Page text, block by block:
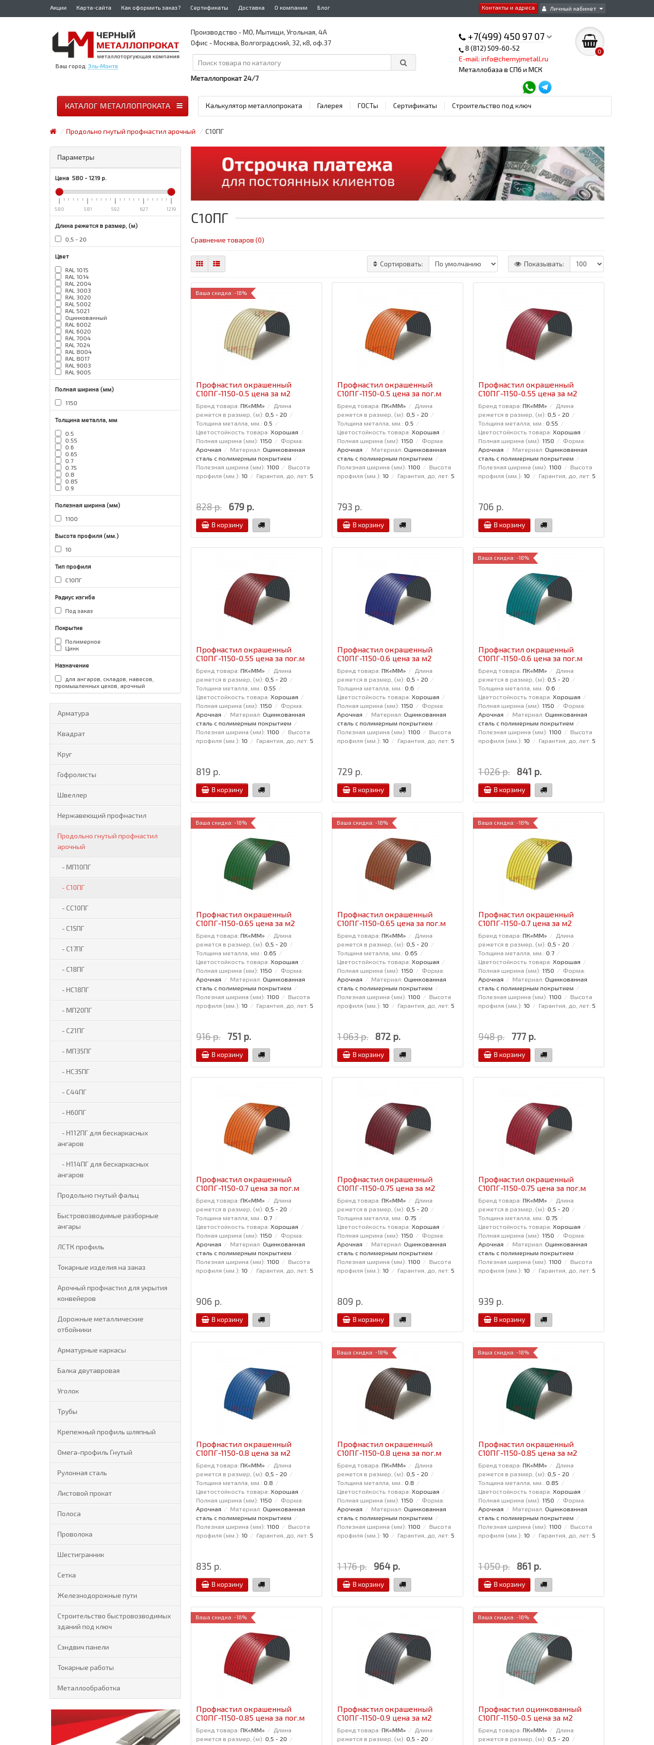
Контакты и адреса Личный кабинет
Акции Карта-сайта Как оформить заказ? Сертификаты Доставка О компании Блог
Ваш город: Эль-Монте
+7(499) 450 97 07
8 (812) 509-60-52
E-mail: info@chernyjmetall.ru
Металлобаза в СПб и МСК
0
Производство - МО, Мытищи, Угольная, 4А
Офис - Москва, Волгоградский, 32, к8, оф.37
Металлопрокат 24/7
Калькулятор металлопроката Галерея ГОСТы Сертификаты Строительство под ключ
КАТАЛОГ МЕТАЛЛОПРОКАТА
Продольно гнутый профнастил арочный С10ПГ
Параметры
Цена 580 - 1219 р.
580 581 592 627 1219
Длина режется в размер, (м)
0,5 - 20
Цвет
RAL 1015
RAL 1014
RAL 2004
RAL 3003
RAL 3020
RAL 5002
RAL 5021
Оцинкованный
RAL 6002
RAL 6020
RAL 7004
RAL 7024
RAL 8004
RAL 8017
RAL 9003
RAL 9005
Полная ширина (мм)
1150
Толщина металла, мм
0.5
0.55
0.6
0.65
0.7
0.75
0.8
0.85
0.9
Полезная ширина (мм)
1100
Высота профиля (мм.)
10
Тип профиля
С10ПГ
Радиус изгиба
Под заказ
Покрытие
Полимерное
Цинк
Назначение
для ангаров, складов, навесов,
промышленных цехов, арочный
Арматура
Квадрат
Круг
Гофролисты
Швеллер
Нержавеющий профнастил
Продольно гнутый профнастил
арочный
- МП10ПГ
- С10ПГ
- СС10ПГ
- С15ПГ
- С17ПГ
- С18ПГ
- НС18ПГ
- МП20ПГ
- С21ПГ
- МП35ПГ
- НС35ПГ
- С44ПГ
- Н60ПГ
- Н112ПГ для бескаркасных
ангаров
- Н114ПГ для бескаркасных
ангаров
Продольно гнутый фальц
Быстровозводимые разборные
ангары
ЛСТК профиль
Токарные изделия на заказ
Арочный профнастил для укрытия
конвейеров
Дорожные металлические
отбойники
Арматурные каркасы
Балка двутавровая
Уголок
Трубы
Крепежный профиль шляпный
Омега-профиль Гнутый
Рулонная сталь
Листовой прокат
Полоса
Проволока
Шестигранник
Сетка
Железнодорожные пути
Строительство быстровозводимых
зданий под ключ
Сэндвич панели
Токарные работы
Металлообработка
С10ПГ
Сравнение товаров (0)
Сортировать: Показывать:
Ваша скидка: -18%
Профнастил окрашенный
С10ПГ-1150-0.5 цена за м2
Бренд товара: ПК«ММ»
Длина
режется в размер, (м): 0,5 - 20
Толщина металла, мм.: 0.5
Цветостойкость товара: Хорошая
Полная ширина (мм): 1150
Форма:
Арочная
Материал: Оцинкованная
сталь с полимерным покрытием
Полезная ширина (мм): 1100
Высота
профиля (мм.): 10 Гарантия, до, лет: 5
828 р. 679 р.
В корзину
Профнастил окрашенный
С10ПГ-1150-0.5 цена за пог.м
Бренд товара: ПК«ММ»
Длина
режется в размер, (м): 0,5 - 20
Толщина металла, мм.: 0.5
Цветостойкость товара: Хорошая
Полная ширина (мм): 1150
Форма:
Арочная
Материал: Оцинкованная
сталь с полимерным покрытием
Полезная ширина (мм): 1100
Высота
профиля (мм.): 10 Гарантия, до, лет: 5
793 р.
В корзину
Профнастил окрашенный
С10ПГ-1150-0.55 цена за м2
Бренд товара: ПК«ММ»
Длина
режется в размер, (м): 0,5 - 20
Толщина металла, мм.: 0.55
Цветостойкость товара: Хорошая
Полная ширина (мм): 1150
Форма:
Арочная
Материал: Оцинкованная
сталь с полимерным покрытием
Полезная ширина (мм): 1100
Высота
профиля (мм.): 10 Гарантия, до, лет: 5
706 р.
В корзину
Профнастил окрашенный
С10ПГ-1150-0.55 цена за пог.м
Бренд товара: ПК«ММ»
Длина
режется в размер, (м): 0,5 - 20
Толщина металла, мм.: 0.55
Цветостойкость товара: Хорошая
Полная ширина (мм): 1150
Форма:
Арочная
Материал: Оцинкованная
сталь с полимерным покрытием
Полезная ширина (мм): 1100
Высота
профиля (мм.): 10 Гарантия, до, лет: 5
819 р.
В корзину
Профнастил окрашенный
С10ПГ-1150-0.6 цена за м2
Бренд товара: ПК«ММ»
Длина
режется в размер, (м): 0,5 - 20
Толщина металла, мм.: 0.6
Цветостойкость товара: Хорошая
Полная ширина (мм): 1150
Форма:
Арочная
Материал: Оцинкованная
сталь с полимерным покрытием
Полезная ширина (мм): 1100
Высота
профиля (мм.): 10 Гарантия, до, лет: 5
729 р.
В корзину
Ваша скидка: -18%
Профнастил окрашенный
С10ПГ-1150-0.6 цена за пог.м
Бренд товара: ПК«ММ»
Длина
режется в размер, (м): 0,5 - 20
Толщина металла, мм.: 0.6
Цветостойкость товара: Хорошая
Полная ширина (мм): 1150
Форма:
Арочная
Материал: Оцинкованная
сталь с полимерным покрытием
Полезная ширина (мм): 1100
Высота
профиля (мм.): 10 Гарантия, до, лет: 5
1 026 р. 841 р.
В корзину
Ваша скидка: -18%
Профнастил окрашенный
С10ПГ-1150-0.65 цена за м2
Бренд товара: ПК«ММ»
Длина
режется в размер, (м): 0,5 - 20
Толщина металла, мм.: 0.65
Цветостойкость товара: Хорошая
Полная ширина (мм): 1150
Форма:
Арочная
Материал: Оцинкованная
сталь с полимерным покрытием
Полезная ширина (мм): 1100
Высота
профиля (мм.): 10 Гарантия, до, лет: 5
916 р. 751 р.
В корзину
Ваша скидка: -18%
Профнастил окрашенный
С10ПГ-1150-0.65 цена за пог.м
Бренд товара: ПК«ММ»
Длина
режется в размер, (м): 0,5 - 20
Толщина металла, мм.: 0.65
Цветостойкость товара: Хорошая
Полная ширина (мм): 1150
Форма:
Арочная
Материал: Оцинкованная
сталь с полимерным покрытием
Полезная ширина (мм): 1100
Высота
профиля (мм.): 10 Гарантия, до, лет: 5
1 063 р. 872 р.
В корзину
Ваша скидка: -18%
Профнастил окрашенный
С10ПГ-1150-0.7 цена за м2
Бренд товара: ПК«ММ»
Длина
режется в размер, (м): 0,5 - 20
Толщина металла, мм.: 0.7
Цветостойкость товара: Хорошая
Полная ширина (мм): 1150
Форма:
Арочная
Материал: Оцинкованная
сталь с полимерным покрытием
Полезная ширина (мм): 1100
Высота
профиля (мм.): 10 Гарантия, до, лет: 5
948 р. 777 р.
В корзину
Профнастил окрашенный
С10ПГ-1150-0.7 цена за пог.м
Бренд товара: ПК«ММ»
Длина
режется в размер, (м): 0,5 - 20
Толщина металла, мм.: 0.7
Цветостойкость товара: Хорошая
Полная ширина (мм): 1150
Форма:
Арочная
Материал: Оцинкованная
сталь с полимерным покрытием
Полезная ширина (мм): 1100
Высота
профиля (мм.): 10 Гарантия, до, лет: 5
906 р.
В корзину
Профнастил окрашенный
С10ПГ-1150-0.75 цена за м2
Бренд товара: ПК«ММ»
Длина
режется в размер, (м): 0,5 - 20
Толщина металла, мм.: 0.75
Цветостойкость товара: Хорошая
Полная ширина (мм): 1150
Форма:
Арочная
Материал: Оцинкованная
сталь с полимерным покрытием
Полезная ширина (мм): 1100
Высота
профиля (мм.): 10 Гарантия, до, лет: 5
809 р.
В корзину
Профнастил окрашенный
С10ПГ-1150-0.75 цена за пог.м
Бренд товара: ПК«ММ»
Длина
режется в размер, (м): 0,5 - 20
Толщина металла, мм.: 0.75
Цветостойкость товара: Хорошая
Полная ширина (мм): 1150
Форма:
Арочная
Материал: Оцинкованная
сталь с полимерным покрытием
Полезная ширина (мм): 1100
Высота
профиля (мм.): 10 Гарантия, до, лет: 5
939 р.
В корзину
Профнастил окрашенный
С10ПГ-1150-0.8 цена за м2
Бренд товара: ПК«ММ»
Длина
режется в размер, (м): 0,5 - 20
Толщина металла, мм.: 0.8
Цветостойкость товара: Хорошая
Полная ширина (мм): 1150
Форма:
Арочная
Материал: Оцинкованная
сталь с полимерным покрытием
Полезная ширина (мм): 1100
Высота
профиля (мм.): 10 Гарантия, до, лет: 5
835 р.
В корзину
Ваша скидка: -18%
Профнастил окрашенный
С10ПГ-1150-0.8 цена за пог.м
Бренд товара: ПК«ММ»
Длина
режется в размер, (м): 0,5 - 20
Толщина металла, мм.: 0.8
Цветостойкость товара: Хорошая
Полная ширина (мм): 1150
Форма:
Арочная
Материал: Оцинкованная
сталь с полимерным покрытием
Полезная ширина (мм): 1100
Высота
профиля (мм.): 10 Гарантия, до, лет: 5
1 176 р. 964 р.
В корзину
Ваша скидка: -18%
Профнастил окрашенный
С10ПГ-1150-0.85 цена за м2
Бренд товара: ПК«ММ»
Длина
режется в размер, (м): 0,5 - 20
Толщина металла, мм.: 0.85
Цветостойкость товара: Хорошая
Полная ширина (мм): 1150
Форма:
Арочная
Материал: Оцинкованная
сталь с полимерным покрытием
Полезная ширина (мм): 1100
Высота
профиля (мм.): 10 Гарантия, до, лет: 5
1 050 р. 861 р.
В корзину
Ваша скидка: -18%
Профнастил окрашенный
С10ПГ-1150-0.85 цена за пог.м
Бренд товара: ПК«ММ»
Длина
режется в размер, (м): 0,5 - 20
Профнастил окрашенный
С10ПГ-1150-0.9 цена за м2
Бренд товара: ПК«ММ»
Длина
режется в размер, (м): 0,5 - 20
Ваша скидка: -18%
Профнастил оцинкованный
С10ПГ-1150-0.5 цена за м2
Бренд товара: ПК«ММ»
Длина
режется в размер, (м): 0,5 - 20